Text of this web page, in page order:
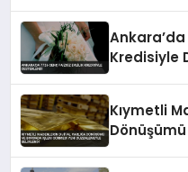
Ankara’da
Kredisiyle
Kıymetli